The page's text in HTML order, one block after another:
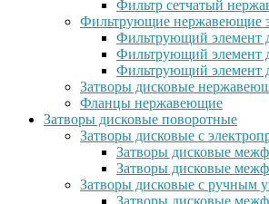
Фильтр сетчатый
Фильтрующие нержавеющие
Фильтрующий элемент
Фильтрующий элемент
Фильтрующий элемент
Затворы дисковые
Фланцы нержавеющие
Затворы дисковые поворотные
Затворы дисковые с
Затворы дисковые
Затворы дисковые
Затворы дисковые с ручным
Затворы дисковые